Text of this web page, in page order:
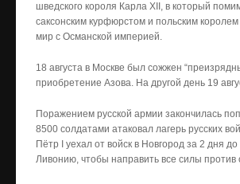
шведского короля Карла XII, в который
саксонским курфюрстом и польским
мир с Османской империей.
18 августа в Москве был сожжен
приобретение Азова. На другой день 19
Поражением русской армии закончилась
8500 солдатами атаковал лагерь русских
Пётр I уехал от войск в Новгород за 2 дня
Ливонию, чтобы направить все силы против